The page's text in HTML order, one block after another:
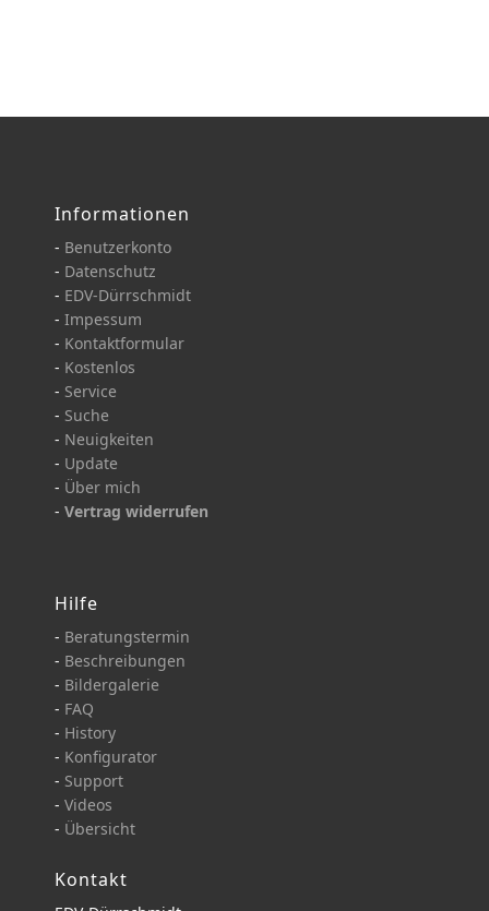
Informationen
- Benutzerkonto
- Datenschutz
- EDV-Dürrschmidt
- Impessum
- Kontaktformular
- Kostenlos
- Service
- Suche
- Neuigkeiten
- Update
- Über mich
- Vertrag widerrufen
Hilfe
- Beratungstermin
- Beschreibungen
- Bildergalerie
- FAQ
- History
- Konfigurator
- Support
- Videos
- Übersicht
Kontakt